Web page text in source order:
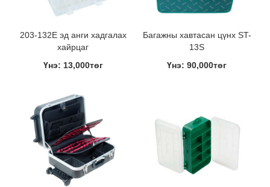
203-132E эд анги хадгалах
хайрцаг
Үнэ: 13,000төг
Багажны хавтасан цүнх ST-
13S
Үнэ: 90,000төг